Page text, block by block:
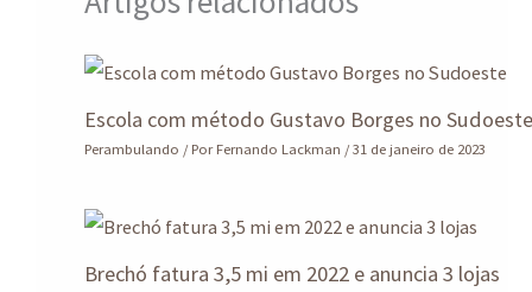
Escola com método Gustavo Borges no
Perambulando / PorFernando Lackman /31 de janeiro de 2023
Brechó fatura 3,5 mi em 2022 e anuncia 3 lojas